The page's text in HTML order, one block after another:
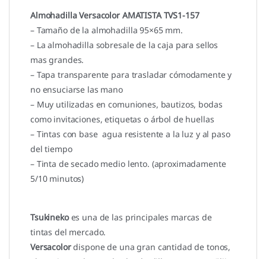
Almohadilla Versacolor AMATISTA TVS1-157
– Tamaño de la almohadilla 95×65 mm.
– La almohadilla sobresale de la caja para sellos
mas grandes.
– Tapa transparente para trasladar cómodamente y
no ensuciarse las mano
– Muy utilizadas en comuniones, bautizos, bodas
como invitaciones, etiquetas o árbol de huellas
– Tintas con base agua resistente a la luz y al paso
del tiempo
– Tinta de secado medio lento. (aproximadamente
5/10 minutos)
Tsukinekoes una de las principales marcas de
tintas del mercado.
Versacolordispone de una gran cantidad de tonos,